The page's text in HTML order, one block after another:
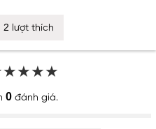
2 lượt thích
0 đánh giá.